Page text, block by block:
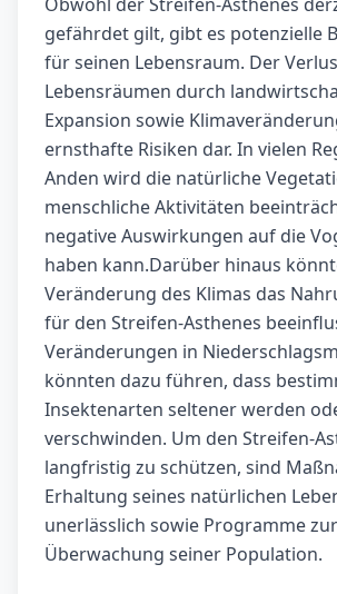
gefährdet gilt, gibt es potenzielle
für seinen Lebensraum. Der
Lebensräumen durch
Expansion sowie
ernsthafte Risiken dar. In vielen
Anden wird die natürliche
menschliche Aktivitäten
negative Auswirkungen auf die
haben kann.Darüber hinaus
Veränderung des Klimas das
für den Streifen-Asthenes
Veränderungen in
könnten dazu führen, dass
Insektenarten seltener werden
verschwinden. Um den Streifen-
langfristig zu schützen, sind
Erhaltung seines natürlichen
unerlässlich sowie Programme zur
Überwachung seiner Population.